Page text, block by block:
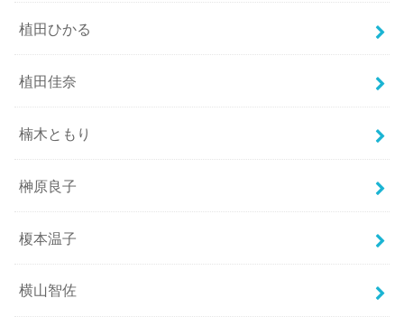
植田ひかる
植田佳奈
楠木ともり
榊原良子
榎本温子
横山智佐